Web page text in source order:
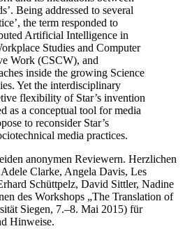
Being addressed to several
the term responded to
Artificial Intelligence in
Studies and Computer
Work (CSCW), and
inside the growing Science
Yet the interdisciplinary
flexibility of Star’s invention
as a conceptual tool for media
to reconsider Star’s
media practices.
anonymen Reviewern. Herzlichen
Clarke, Angela Davis, Les
Schüttpelz, David Sittler, Nadine
des Workshops „The Translation of
Siegen, 7.–8. Mai 2015) für
Hinweise.